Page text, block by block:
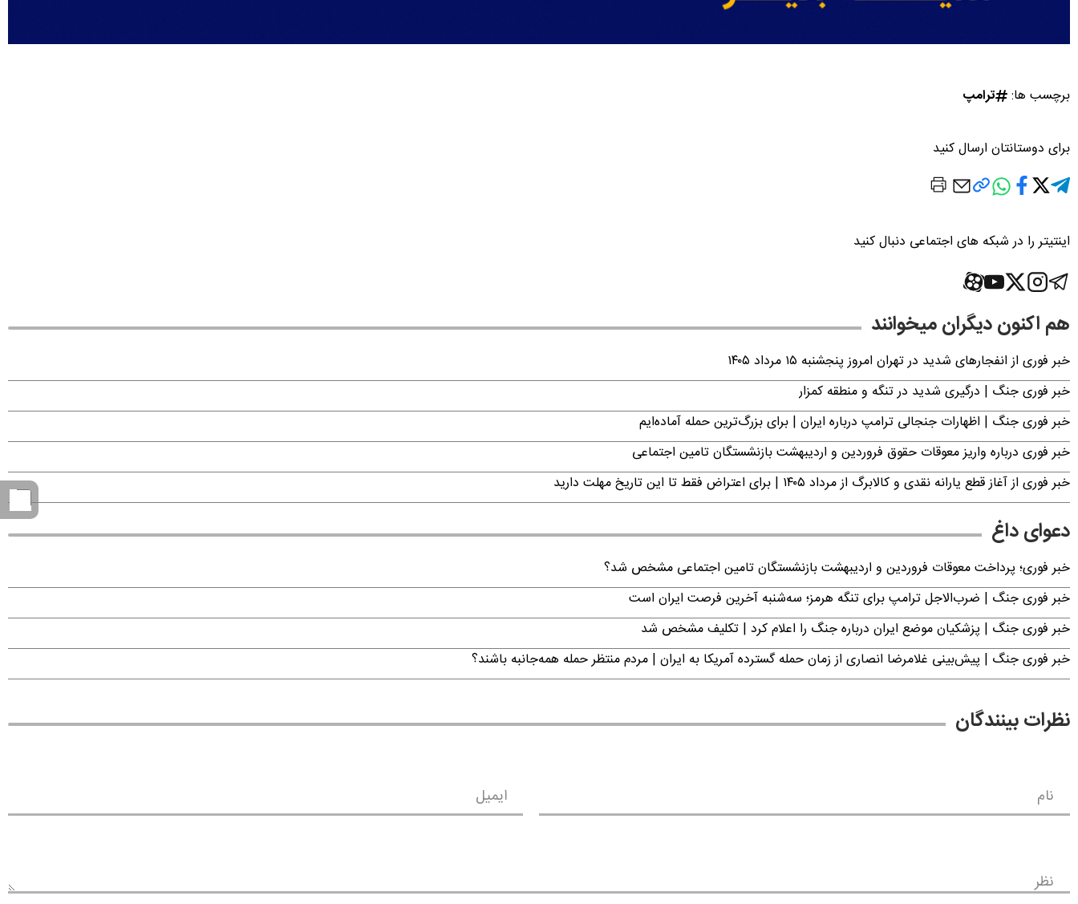
برچسب ها: ترامپ
برای دوستانتان ارسال کنید
اینتیتر را در شبکه های اجتماعی دنبال کنید
هم اکنون دیگران میخوانند
خبر فوری از انفجارهای شدید در تهران امروز پنجشنبه ۱۵ مرداد ۱۴۰۵
خبر فوری جنگ | درگیری شدید در تنگه و منطقه کمزار
خبر فوری جنگ | اظهارات جنجالی ترامپ درباره ایران | برای بزرگ‌ترین حمله آماده‌ایم
خبر فوری درباره واریز معوقات حقوق فروردین و اردیبهشت بازنشستگان تامین اجتماعی
خبر فوری از آغاز قطع یارانه نقدی و کالابرگ از مرداد ۱۴۰۵ | برای اعتراض فقط تا این تاریخ مهلت دارید
دعوای داغ
خبر فوری؛ پرداخت معوقات فروردین و اردیبهشت بازنشستگان تامین اجتماعی مشخص شد؟
خبر فوری جنگ | ضرب‌الاجل ترامپ برای تنگه هرمز؛ سه‌شنبه آخرین فرصت ایران است
خبر فوری جنگ | پزشکیان موضع ایران درباره جنگ را اعلام کرد | تکلیف مشخص شد
خبر فوری جنگ | پیش‌بینی غلامرضا انصاری از زمان حمله گسترده آمریکا به ایران | مردم منتظر حمله همه‌جانبه باشند؟
نظرات بینندگان
نام ایمیل
نظر